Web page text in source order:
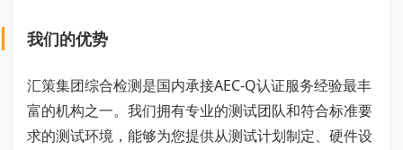
我们的优势
汇策集团综合检测是国内承接AEC-Q认证服务经验最丰
富的机构之一。我们拥有专业的测试团队和符合标准要
求的测试环境，能够为您提供从测试计划制定、硬件设